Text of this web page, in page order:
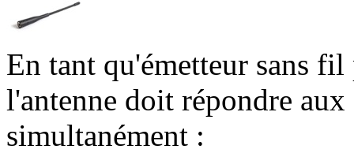
En tant qu'émetteur sans
l'antenne doit répondre aux
simultanément :